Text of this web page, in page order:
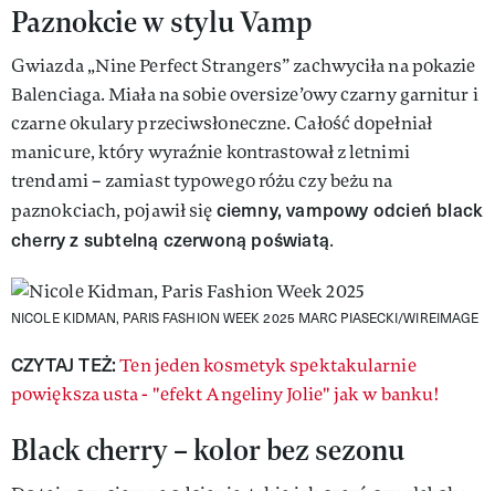
Paznokcie w stylu Vamp
Gwiazda „Nine Perfect Strangers” zachwyciła na pokazie
Balenciaga. Miała na sobie oversize’owy czarny garnitur i
czarne okulary przeciwsłoneczne. Całość dopełniał
manicure, który wyraźnie kontrastował z letnimi
trendami – zamiast typowego różu czy beżu na
paznokciach, pojawił sięciemny, vampowy odcień black
cherry z subtelną czerwoną poświatą.
NICOLE KIDMAN, PARIS FASHION WEEK 2025 MARC PIASECKI/WIREIMAGE
CZYTAJ TEŻ: Ten jeden kosmetyk spektakularnie
powiększa usta - "efekt Angeliny Jolie" jak w banku!
Black cherry – kolor bez sezonu